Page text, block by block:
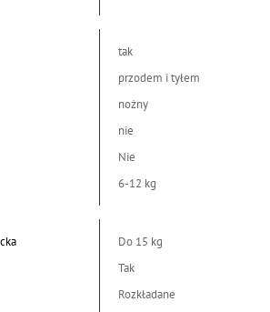
tak
przodem i tyłem
nożny
nie
Nie
6-12 kg
Do 15 kg
Tak
Rozkładane